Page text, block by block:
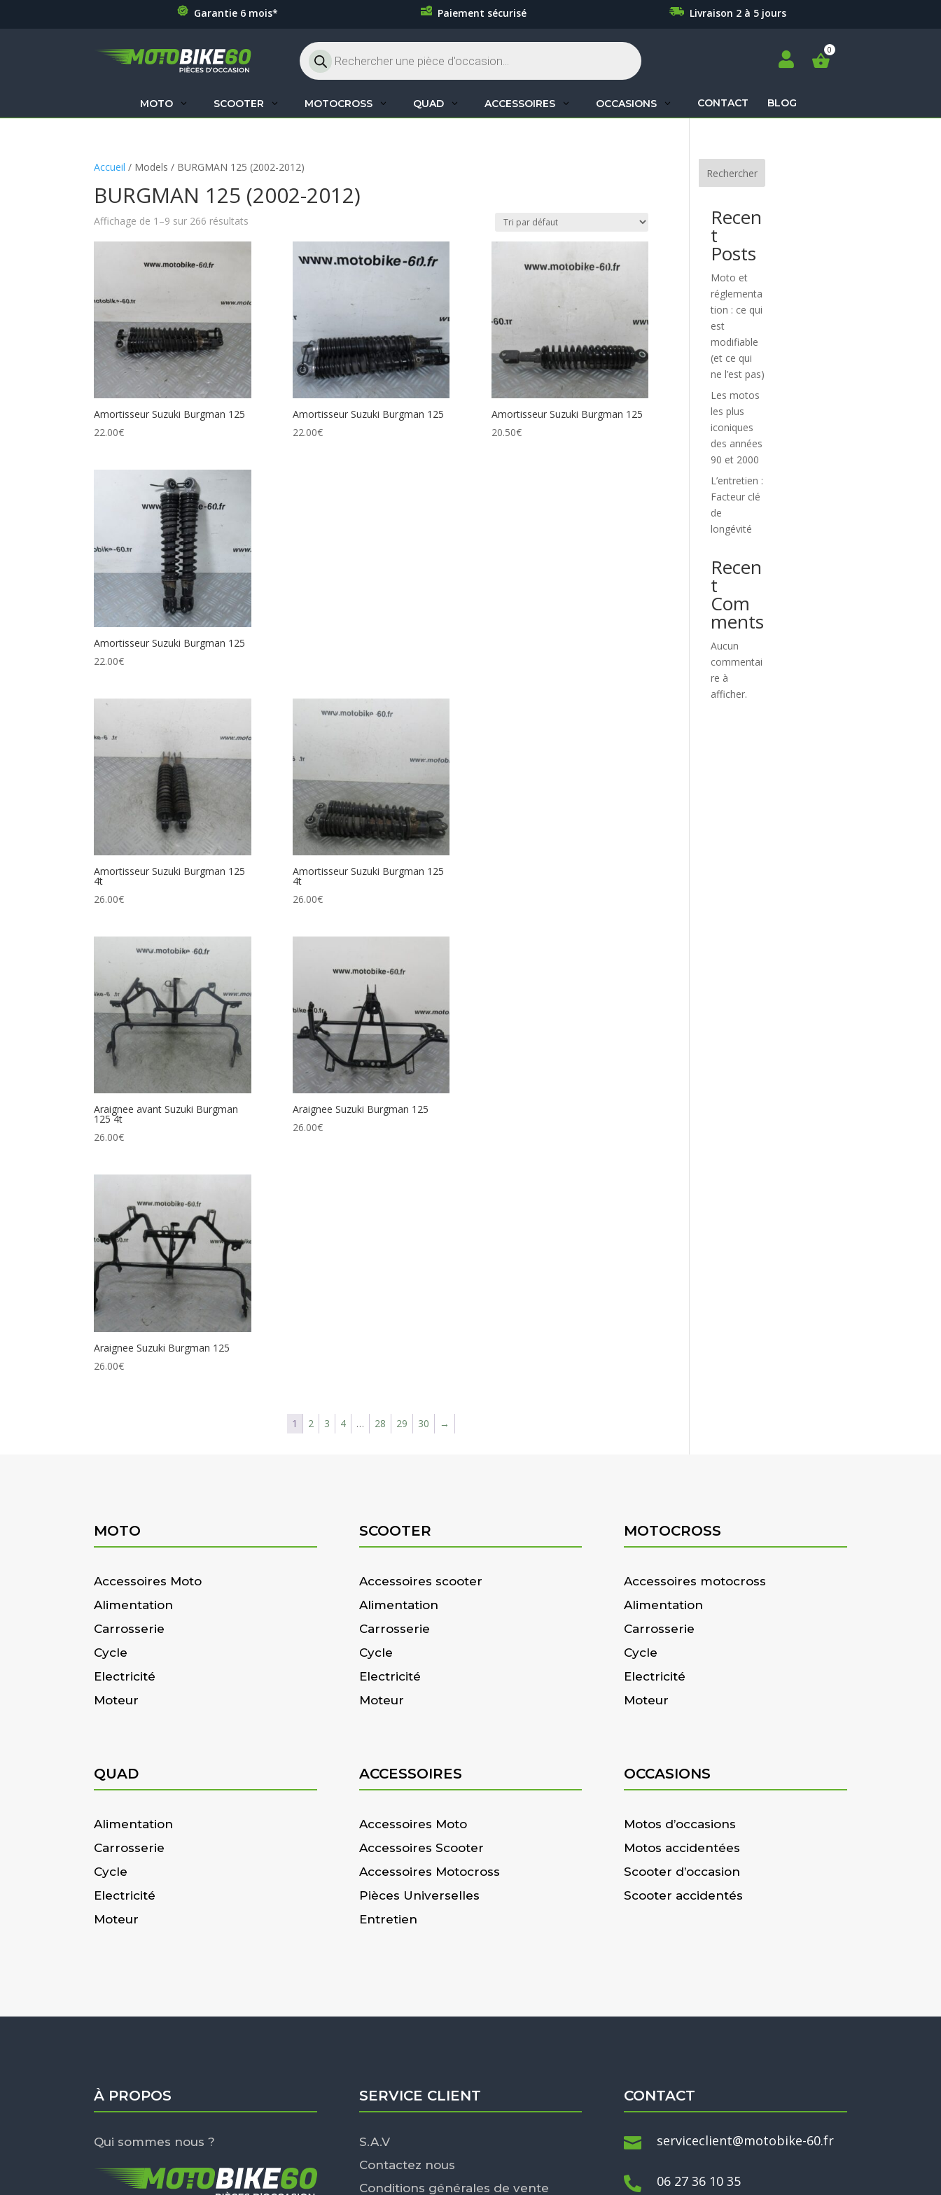
Garantie 6 mois* Paiement sécurisé Livraison 2 à 5 jours
Recherche
de
produits

MOTO SCOOTER MOTOCROSS QUAD ACCESSOIRES OCCASIONS CONTACT BLOG
produits
Accueil / Models / BURGMAN 125 (2002-2012)
BURGMAN 125 (2002-2012)
Affichage de 1–9 sur 266 résultats
Amortisseur Suzuki Burgman 125
22.00€
Amortisseur Suzuki Burgman 125
22.00€
Amortisseur Suzuki Burgman 125
20.50€
Amortisseur Suzuki Burgman 125
22.00€
Amortisseur Suzuki Burgman 125
4t
26.00€
Amortisseur Suzuki Burgman 125
4t
26.00€
Araignee avant Suzuki Burgman
125 4t
26.00€
Araignee Suzuki Burgman 125
26.00€
Araignee Suzuki Burgman 125
26.00€
1 2 3 4 … 28 29 30 →
Rechercher
Recen
t
Posts
Moto et
réglementa
tion : ce qui
est
modifiable
(et ce qui
ne l’est pas)
Les motos
les plus
iconiques
des années
90 et 2000
L’entretien :
Facteur clé
de
longévité
Recen
t
Com
ments
Aucun
commentai
re à
afficher.
MOTO
Accessoires Moto
Alimentation
Carrosserie
Cycle
Electricité
Moteur
SCOOTER
Accessoires scooter
Alimentation
Carrosserie
Cycle
Electricité
Moteur
MOTOCROSS
Accessoires motocross
Alimentation
Carrosserie
Cycle
Electricité
Moteur
QUAD
Alimentation
Carrosserie
Cycle
Electricité
Moteur
ACCESSOIRES
Accessoires Moto
Accessoires Scooter
Accessoires Motocross
Pièces Universelles
Entretien
OCCASIONS
Motos d’occasions
Motos accidentées
Scooter d’occasion
Scooter accidentés
À PROPOS
Qui sommes nous ?
SERVICE CLIENT
S.A.V
Contactez nous
Conditions générales de vente
CONTACT
 serviceclient@motobike-60.fr
 06 27 36 10 35